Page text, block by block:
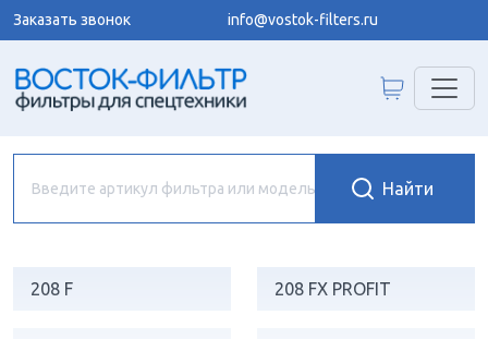
Заказать звонок info@vostok-filters.ru
208 F 208 FX PROFIT